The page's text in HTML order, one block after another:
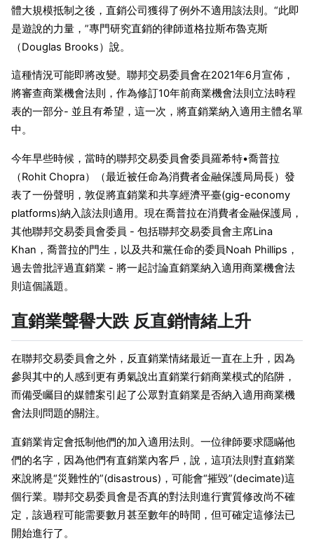
體大規模抵制之後，直銷公司獲得了例外不適用該法則。“此即
是遊說的力量，”專門研究直銷的律師道格拉斯布魯克斯
（Douglas Brooks）說。
這種情況可能即將改變。聯邦交易委員會在2021年6月宣佈，
將審查商業機會法則，作為修訂10年前商業機會法則立法時程
表的一部分- 並且有希望，這一次，將直銷業納入適用主體名單
中。
今年早些時候，當時的聯邦交易委員會委員羅希特•喬普拉
（Rohit Chopra）（最近被任命為消費者金融保護局局長）發
表了一份聲明，敦促將直銷業和共享經濟平臺(gig-economy
platforms)納入該法則適用。現在喬普拉在消費者金融保護局，
其他聯邦交易委員會委員 - 包括聯邦交易委員會主席Lina
Khan，喬普拉的門生，以及共和黨任命的委員Noah Phillips，
過去曾批評過直銷業 - 將一起討論直銷業納入適用商業機會法
則這個議題。
直銷業聲譽大跌 反直銷情緒上升
在聯邦交易委員會之外，反直銷業情緒最近一直在上升，因為
參與其中的人感到更有勇氣說出直銷業行銷商業模式的陷阱，
而備受矚目的媒體案引起了公眾對直銷業是否納入適用商業機
會法則問題的關注。
直銷業肯定會抵制他們的加入適用法則。一位律師要求隱瞞他
們的名字，因為他們有直銷業內客戶，說，這項法則對直銷業
來說將是“災難性的”(disastrous)，可能會“摧毀”(decimate)這
個行業。聯邦交易委員會是否真的對法則進行實質修改尚不確
定，該過程可能需要數月甚至數年的時間，但可確定這修法已
開始進行了。